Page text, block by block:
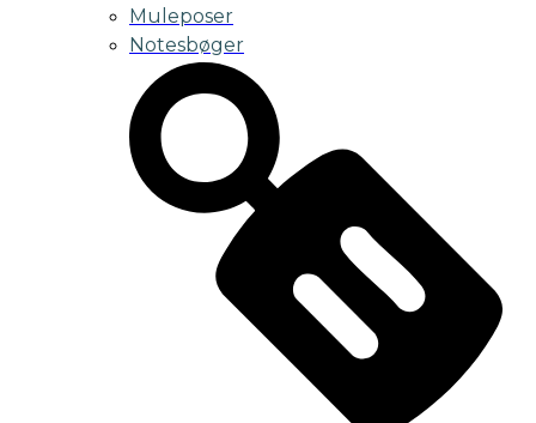
Muleposer
Notesbøger